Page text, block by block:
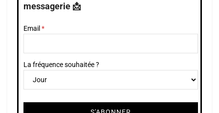
messagerie 📩
Email
La fréquence souhaitée ?